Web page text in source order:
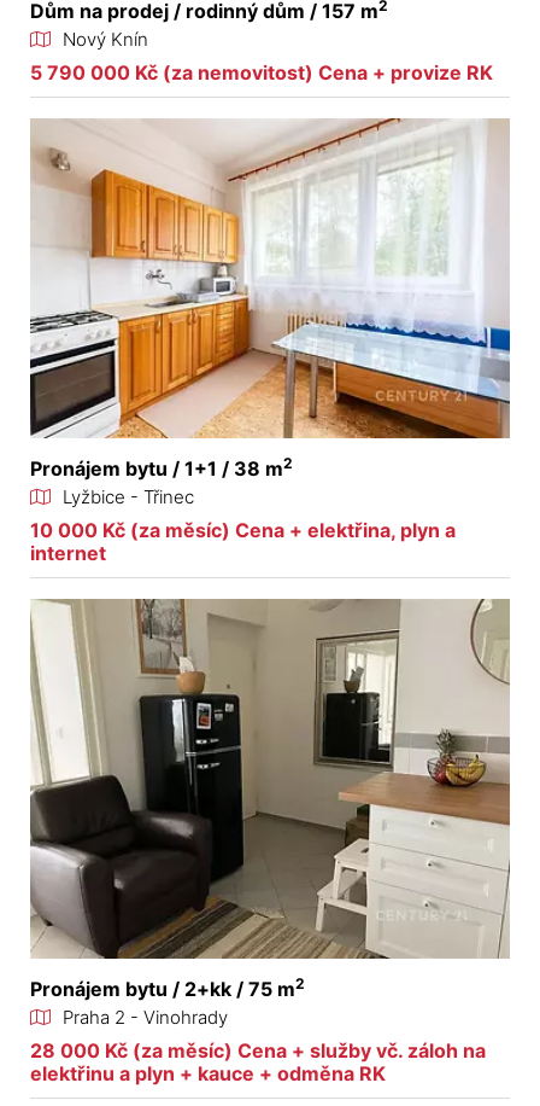
Dům na prodej / rodinný dům / 157 m2
Nový Knín
5 790 000 Kč (za nemovitost) Cena + provize RK
Pronájem bytu / 1+1 / 38 m2
Lyžbice - Třinec
10 000 Kč (za měsíc) Cena + elektřina, plyn a
internet
Pronájem bytu / 2+kk / 75 m2
Praha 2 - Vinohrady
28 000 Kč (za měsíc) Cena + služby vč. záloh na
elektřinu a plyn + kauce + odměna RK